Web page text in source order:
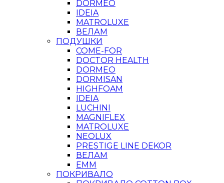
DORMEO
IDEIA
MATROLUXE
ВЕЛАМ
ПОДУШКИ
COME-FOR
DOCTOR HEALTH
DORMEO
DORMISAN
HIGHFOAM
IDEIA
LUCHINI
MAGNIFLEX
MATROLUXE
NEOLUX
PRESTIGE LINE DEKOR
ВЕЛАМ
ЕММ
ПОКРИВАЛО